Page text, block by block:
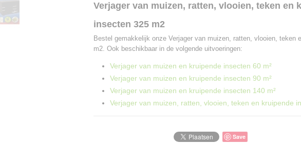
Verjager van muizen, ratten, vlooien, teken en
insecten 325 m2
Bestel gemakkelijk onze Verjager van muizen, ratten, vlooien, teken
m2. Ook beschikbaar in de volgende uitvoeringen:
Verjager van muizen en kruipende insecten 60 m²
Verjager van muizen en kruipende insecten 90 m²
Verjager van muizen en kruipende insecten 140 m²
Verjager van muizen, ratten, vlooien, teken en kruipende
Save